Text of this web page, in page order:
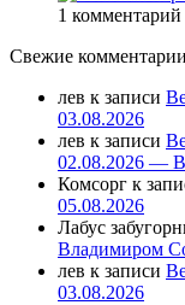
1 комментарий
Свежие комментарии
лев к записи
03.08.2026
лев к записи
02.08.2026 —
Комсорг к
05.08.2026
Лабус
Владимиром
лев к записи
03.08.2026